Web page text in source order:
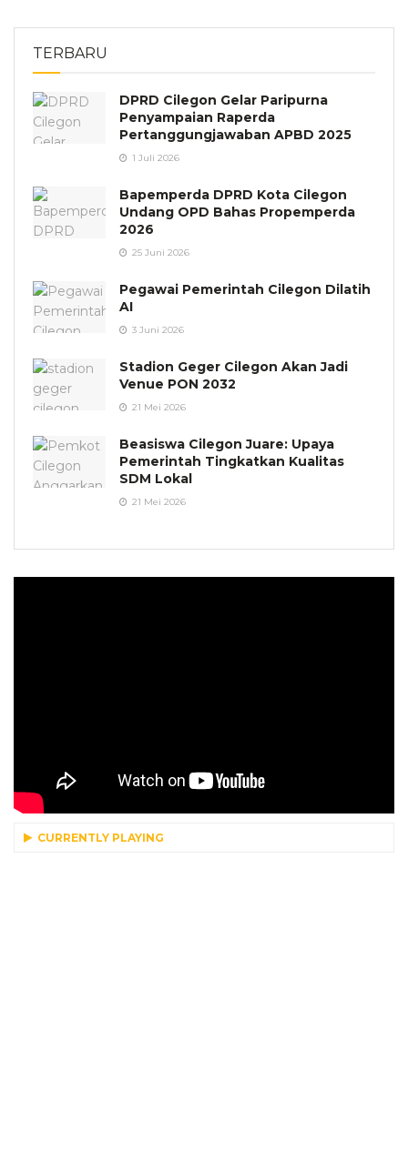
TERBARU
DPRD Cilegon Gelar Paripurna
Penyampaian Raperda
Pertanggungjawaban APBD 2025
1 Juli 2026
Bapemperda DPRD Kota Cilegon
Undang OPD Bahas Propemperda
2026
25 Juni 2026
Pegawai Pemerintah Cilegon Dilatih
AI
3 Juni 2026
Stadion Geger Cilegon Akan Jadi
Venue PON 2032
21 Mei 2026
Beasiswa Cilegon Juare: Upaya
Pemerintah Tingkatkan Kualitas
SDM Lokal
21 Mei 2026
CURRENTLY PLAYING